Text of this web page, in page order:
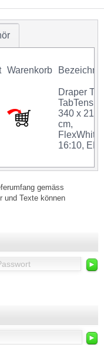
►
►
Warenkorb
Draper
340 x
cm,
FlexWhite,
16:10, ER
gemäss
und Texte können